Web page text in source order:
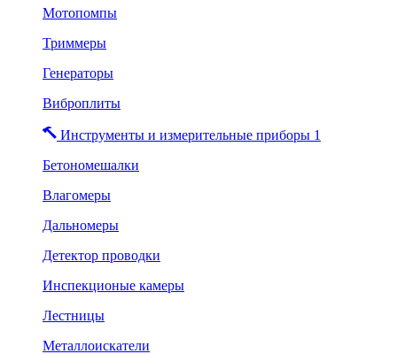
Мотопомпы
Триммеры
Генераторы
Виброплиты
Инструменты и измерительные приборы 1
Бетономешалки
Влагомеры
Дальномеры
Детектор проводки
Инспекционые камеры
Лестницы
Металлоискатели